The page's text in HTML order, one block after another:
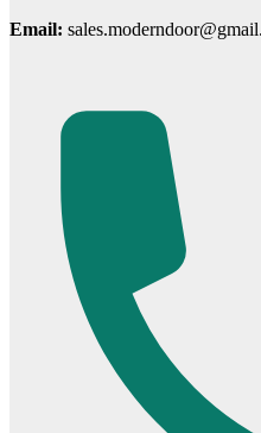
Cửa Gỗ
Email: